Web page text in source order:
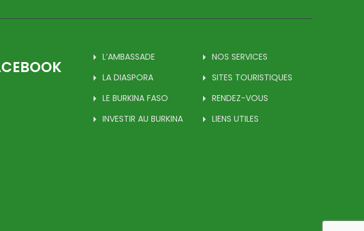
L’AMBASSADE
NOS SERVICES
LA DIASPORA
SITES TOURISTIQUES
LE BURKINA FASO
RENDEZ-VOUS
INVESTIR AU BURKINA
LIENS UTILES